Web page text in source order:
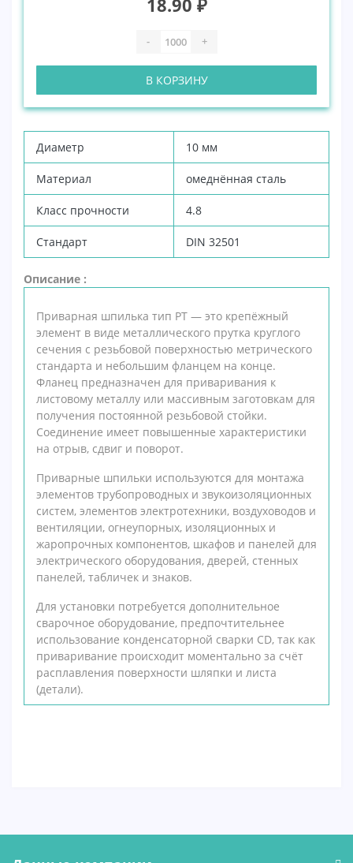
- +
В КОРЗИНУ
Диаметр 10 мм
Материал омеднённая сталь
Класс прочности 4.8
Стандарт DIN 32501
Описание :
Приварная шпилька тип РТ — это крепёжный
элемент в виде металлического прутка круглого
сечения с резьбовой поверхностью метрического
стандарта и небольшим фланцем на конце.
Фланец предназначен для приваривания к
листовому металлу или массивным заготовкам для
получения постоянной резьбовой стойки.
Соединение имеет повышенные характеристики
на отрыв, сдвиг и поворот.
Приварные шпильки используются для монтажа
элементов трубопроводных и звукоизоляционных
систем, элементов электротехники, воздуховодов и
вентиляции, огнеупорных, изоляционных и
жаропрочных компонентов, шкафов и панелей для
электрического оборудования, дверей, стенных
панелей, табличек и знаков.
Для установки потребуется дополнительное
сварочное оборудование, предпочтительнее
использование конденсаторной сварки СD, так как
приваривание происходит моментально за счёт
расплавления поверхности шляпки и листа
(детали).